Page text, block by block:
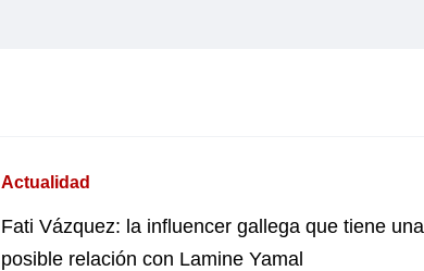
Actualidad
Fati Vázquez: la influencer gallega que tiene una
posible relación con Lamine Yamal